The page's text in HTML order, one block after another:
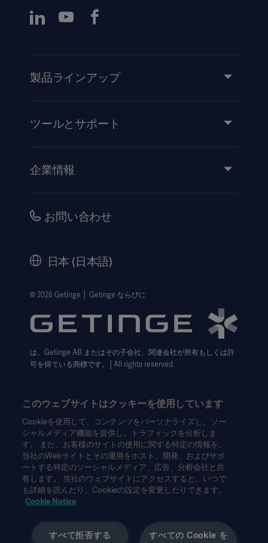
製品ラインアップ
サービス
ツールとサポート
イベント
販売代理店向け情報
企業情報
キャリア
ウェブサイト個人情報保護方針
利用規約
Cookie設定センター
データサブジェクト・リクエスト（英語）
お問い合わせ
日本 (日本語)
© 2026 Getinge │ Getinge ならびに
は、Getinge AB またはその子会社、関連会社が所有もしくは許
可を得ている商標です。│All rights reserved.
本情報は、専門家を対象とした情報提供のみを目的としているた
め、取扱説明書、サービスマニュアルまたは医療アドバイスの代
わりとして用いることはできません。ゲティンゲは、この資料に
基づいて行われたいかなる者の行為または不作為に対しても、一
切の責任または義務を負いません。ご使用になられる場合は、ご
自身の責任において行ってください。
きない、または許可されていない場合があります。ゲティンゲの
書面による許可なく、本情報の全部または一部を複製または使用
このウェブサイトはクッキーを使用しています
Cookieを使用して、コンテンツをパーソナライズし、ソー
シャルメディア機能を提供し、トラフィックを分析しま
す。 また、お客様のサイトの使用に関する特定の情報を、
当社のWebサイトとその運用をホスト、開発、およびサポ
ートする特定のソーシャルメディア、広告、分析会社と共
有します。 当社のウェブサイトにアクセスすると、いつで
も詳細を読んだり、Cookieの設定を変更したりできます。
Cookie Notice
すべての Cookie を
すべて拒否する